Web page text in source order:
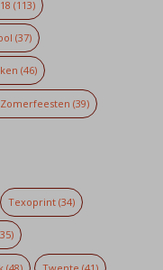
(113)
(37)
(46)
(39)
Texoprint (34)